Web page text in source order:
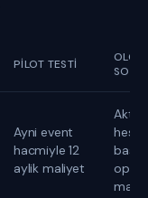
PILOT TESTI
Ayni event
hacmiyle 12
aylik maliyet
Aktif